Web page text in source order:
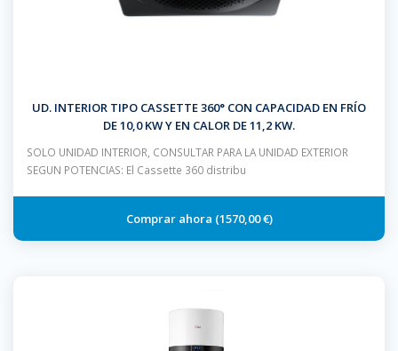
UD. INTERIOR TIPO CASSETTE 360° CON CAPACIDAD EN FRÍO
DE 10,0 KW Y EN CALOR DE 11,2 KW.
SOLO UNIDAD INTERIOR, CONSULTAR PARA LA UNIDAD EXTERIOR
SEGUN POTENCIAS: El Cassette 360 distribu
1570,00 €